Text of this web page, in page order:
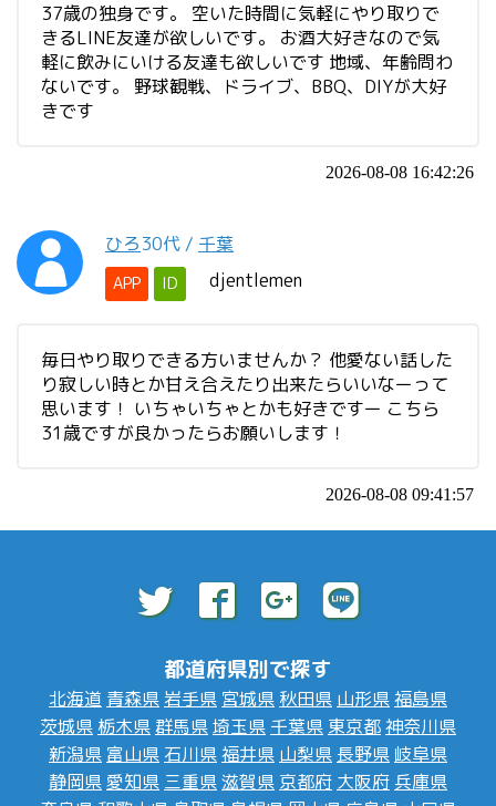
37歳の独身です。 空いた時間に気軽にやり取りで
きるLINE友達が欲しいです。 お酒大好きなので気
軽に飲みにいける友達も欲しいです 地域、年齢問わ
ないです。 野球観戦、ドライブ、BBQ、DIYが大好
きです
2026-08-08 16:42:26
ひろ30代 / 千葉
APP ID djentlemen
毎日やり取りできる方いませんか？ 他愛ない話した
り寂しい時とか甘え合えたり出来たらいいなーって
思います！ いちゃいちゃとかも好きですー こちら
31歳ですが良かったらお願いします！
2026-08-08 09:41:57
都道府県別で探す
北海道 青森県 岩手県 宮城県 秋田県 山形県福島県
茨城県 栃木県群馬県埼玉県 千葉県 東京都神奈川県
新潟県 富山県 石川県福井県 山梨県 長野県 岐阜県
静岡県愛知県 三重県滋賀県 京都府 大阪府 兵庫県